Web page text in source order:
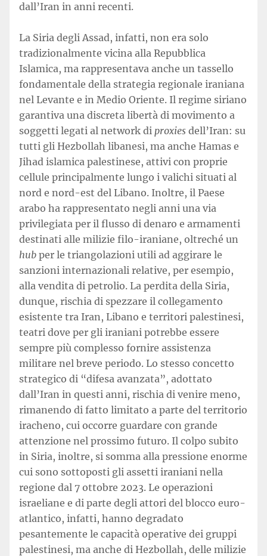
dall’Iran in anni recenti.
La Siria degli Assad, infatti, non era solo
tradizionalmente vicina alla Repubblica
Islamica, ma rappresentava anche un tassello
fondamentale della strategia regionale iraniana
nel Levante e in Medio Oriente. Il regime siriano
garantiva una discreta libertà di movimento a
soggetti legati al network di proxies dell’Iran: su
tutti gli Hezbollah libanesi, ma anche Hamas e
Jihad islamica palestinese, attivi con proprie
cellule principalmente lungo i valichi situati al
nord e nord-est del Libano. Inoltre, il Paese
arabo ha rappresentato negli anni una via
privilegiata per il flusso di denaro e armamenti
destinati alle milizie filo-iraniane, oltreché un
hub per le triangolazioni utili ad aggirare le
sanzioni internazionali relative, per esempio,
alla vendita di petrolio. La perdita della Siria,
dunque, rischia di spezzare il collegamento
esistente tra Iran, Libano e territori palestinesi,
teatri dove per gli iraniani potrebbe essere
sempre più complesso fornire assistenza
militare nel breve periodo. Lo stesso concetto
strategico di “difesa avanzata”, adottato
dall’Iran in questi anni, rischia di venire meno,
rimanendo di fatto limitato a parte del territorio
iracheno, cui occorre guardare con grande
attenzione nel prossimo futuro. Il colpo subito
in Siria, inoltre, si somma alla pressione enorme
cui sono sottoposti gli assetti iraniani nella
regione dal 7 ottobre 2023. Le operazioni
israeliane e di parte degli attori del blocco euro-
atlantico, infatti, hanno degradato
pesantemente le capacità operative dei gruppi
palestinesi, ma anche di Hezbollah, delle milizie